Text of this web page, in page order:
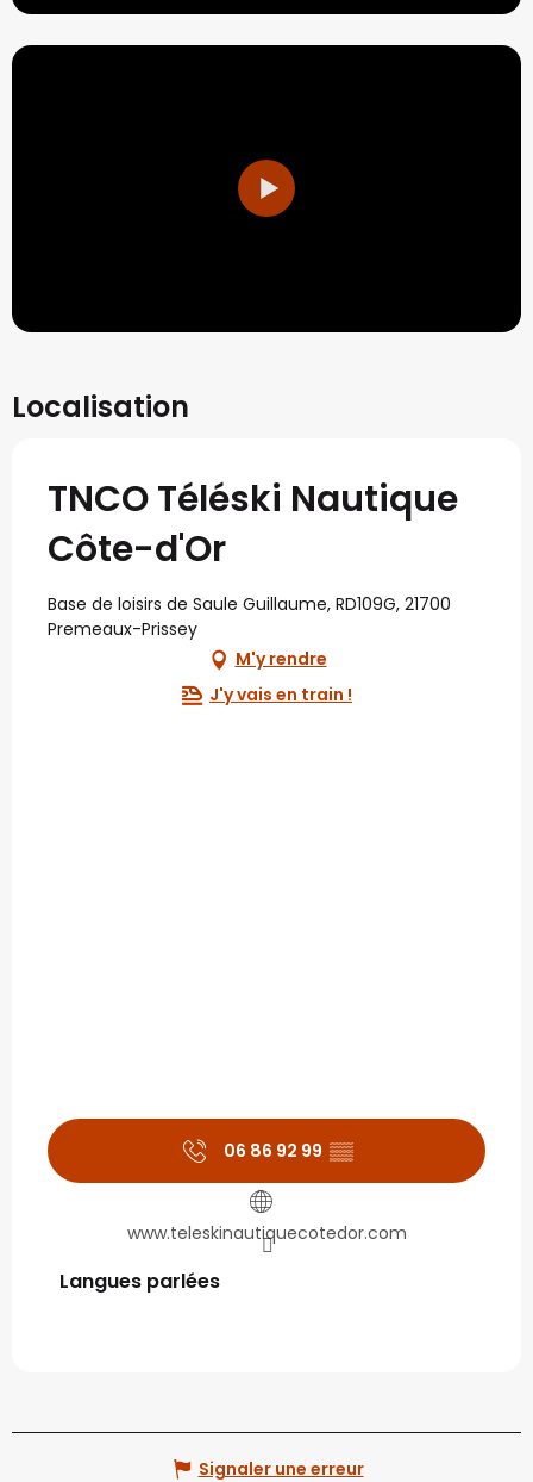
Localisation
TNCO Téléski Nautique
Côte-d'Or
Base de loisirs de Saule Guillaume, RD109G, 21700
Premeaux-Prissey
M'y rendre
J'y vais en train !
06 86 92 99 ▒▒
www.teleskinautiquecotedor.com
Langues parlées
Langues parlées
Signaler une erreur